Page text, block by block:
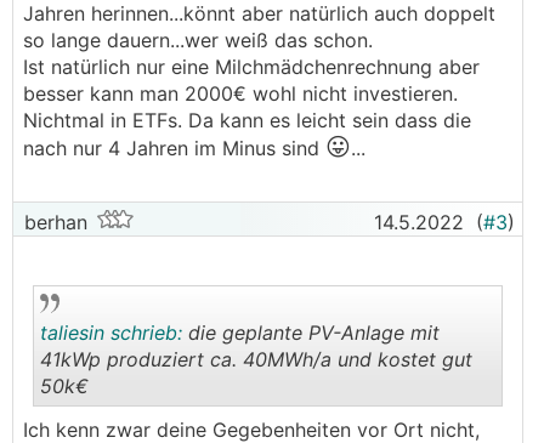
Jahren herinnen...könnt aber natürlich auch doppelt
so lange dauern...wer weiß das schon.
Ist natürlich nur eine Milchmädchenrechnung aber
besser kann man 2000€ wohl nicht investieren.
Nichtmal in ETFs. Da kann es leicht sein dass die
nach nur 4 Jahren im Minus sind 😛...
berhan 14.5.2022 (#3)
..
taliesin schrieb: die geplante PV-Anlage mit
41kWp produziert ca. 40MWh/a und kostet gut
50k€
Ich kenn zwar deine Gegebenheiten vor Ort nicht,